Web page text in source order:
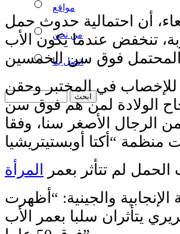
مواقع
من نحن
اتصل بنا
أن احتمالية حدوث حمل
تنخفض عندما يكون الأب
للإخصاب في المختبر وحقن
الولادة لمن هم فوق سن
بنسبة 33 بالمئة من الرجال الأصغر سنا، وفقا
لم تتأثر بعمر
المرأة
والجينية: “أظهرت
يتأثران سلبا بعمر الأب